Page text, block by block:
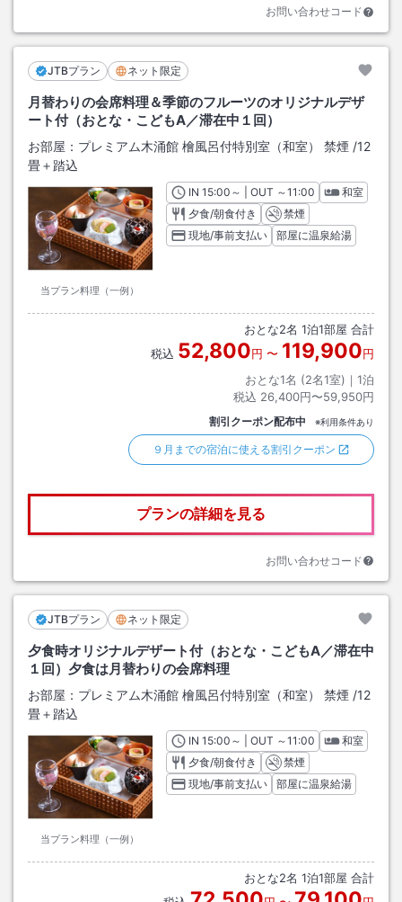
お問い合わせコード
JTBプラン ネット限定
月替わりの会席料理＆季節のフルーツのオリジナルデザ
ート付（おとな・こどもA／滞在中１回）
お部屋： プレミアム木涌館 檜風呂付特別室（和室） 禁煙 /12
畳＋踏込
当プラン料理（一例）
INチェックイン
15:00 ～ | OUT チェックアウト
～11:00
和室
夕食/朝食付き
禁煙
現地/事前支払い
部屋に温泉給湯
おとな2名 1泊1部屋 合計
税込 52,800円 〜 119,900円
おとな1名 (2名1室)｜ 1泊
税込 26,400円〜59,950円
割引クーポン配布中 ※利用条件あり
９月までの宿泊に使える割引クーポン
プランの詳細を見る
お問い合わせコード
JTBプラン ネット限定
夕食時オリジナルデザート付（おとな・こどもA／滞在中
１回）夕食は月替わりの会席料理
お部屋： プレミアム木涌館 檜風呂付特別室（和室） 禁煙 /12
畳＋踏込
当プラン料理（一例）
INチェックイン
15:00 ～ | OUT チェックアウト
～11:00
和室
夕食/朝食付き
禁煙
現地/事前支払い
部屋に温泉給湯
おとな2名 1泊1部屋 合計